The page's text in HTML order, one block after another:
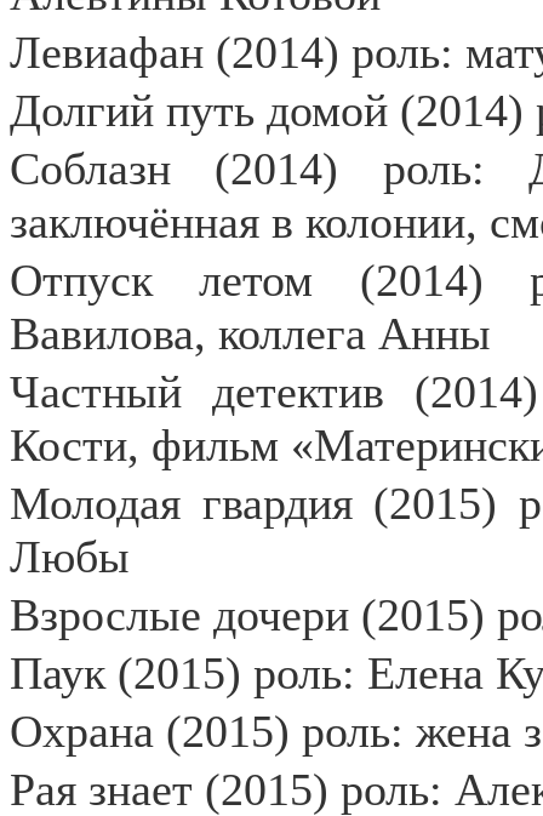
Левиафан (2014) роль:
Долгий путь домой (2014)
Соблазн (2014) роль:
заключённая в колонии,
Отпуск летом (2014)
Вавилова, коллега Анны
Частный детектив
Кости, фильм
Молодая гвардия (2015)
Любы
Взрослые дочери (2015)
Паук (2015) роль: Елена
Охрана (2015) роль: жена
Рая знает (2015) роль: